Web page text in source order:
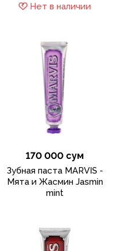
Нет в наличии
170 000 сум
Зубная паста MARVIS -
Мята и Жасмин Jasmin
mint